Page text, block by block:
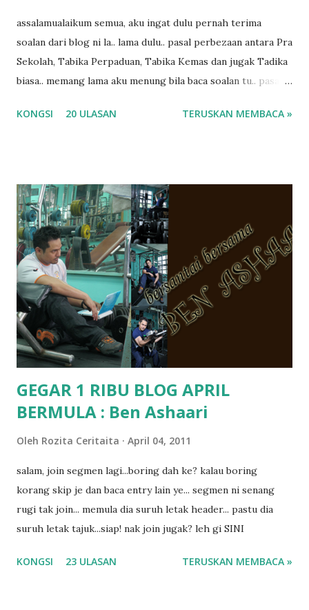
assalamualaikum semua, aku ingat dulu pernah terima
soalan dari blog ni la.. lama dulu.. pasal perbezaan antara Pra
Sekolah, Tabika Perpaduan, Tabika Kemas dan jugak Tadika
biasa.. memang lama aku menung bila baca soalan tu.. pasal
ko.. masa tu aku baru je ada anak sorang dan aku hentam je
tanya sapa-sapa pun masa tu.. bila fikir-fikirkan balik terasa
jugak masa alahai teruknya kami sebagai ibubapa.. dan kami
terasa jugak semakin teruk bila abg long dah masuk 2 tahun
kat salah satu tadika swasta ni.. tapi nampaknya kenal huruf
pun tak tau.. pengsan aku bila ingat balik.. aku mula fikir
mungkin sebab abg long sendiri jenis budak yang ada
masalah dyslexia.. tapi minor la.. nanti la aku cerita pasal
dyslexia tu.. lepas tu kami buat keputusan pu...
KONGSI 20 ULASAN TERUSKAN MEMBACA »
GEGAR 1 RIBU BLOG APRIL
BERMULA : Ben Ashaari
Oleh Rozita Ceritaita April 04, 2011
salam, join segmen lagi...boring dah ke? kalau boring
korang skip je dan baca entry lain ye... segmen ni senang
rugi tak join... memula dia suruh letak header... pastu dia
suruh letak tajuk...siap! nak join jugak? leh gi SINI
KONGSI 23 ULASAN TERUSKAN MEMBACA »